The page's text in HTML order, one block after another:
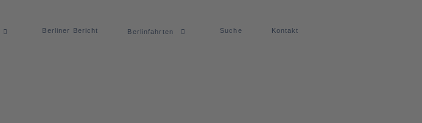
Berliner Bericht Berlinfahrten Suche Kontakt